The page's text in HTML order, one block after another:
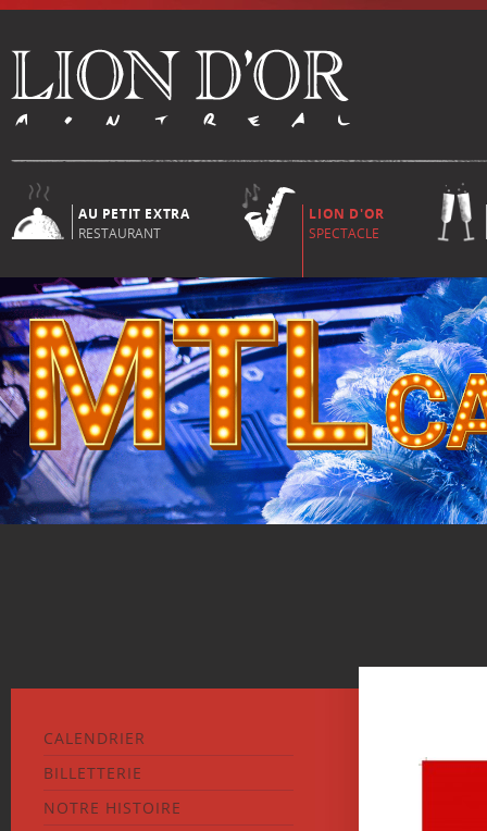
AU PETIT EXTRA
RESTAURANT
LION D'OR
SPECTACLE
CALENDRIER
BILLETTERIE
NOTRE HISTOIRE